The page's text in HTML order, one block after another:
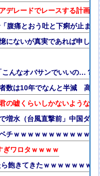
デレードでレースする計画
腹痛とおう吐と下痢が止ま
にないが真実であれば申し
こんなオバサンでいいの…？」
数は10年でなんと半減 高校
の嘘くらいしかないような
増水（台風直撃前」中国ダ
チｗｗｗｗｗｗｗｗｗｗｗ
ワロタｗｗｗｗ
飽きてきたｗｗｗｗｗｗｗ